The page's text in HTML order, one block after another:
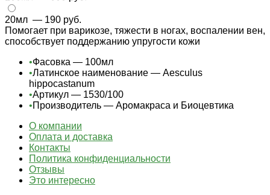
20мл — 190 руб.
Помогает при варикозе, тяжести в ногах, воспалении вен,
способствует поддержанию упругости кожи
•Фасовка — 100мл
•Латинское наименование — Aesculus
hippocastanum
•Артикул — 1530/100
•Производитель — Аромакраса и Биоцевтика
О компании
Оплата и доставка
Контакты
Политика конфиденциальности
Отзывы
Это интересно